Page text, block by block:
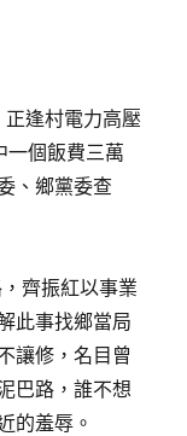
逢村電力高壓
一個飯費三萬
、鄉黨委查
齊振紅以事業
此事找鄉當局
讓修，名目曾
巴路，誰不想
的羞辱。